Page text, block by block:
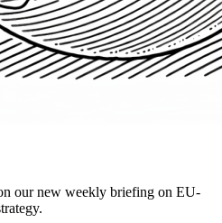
our new weekly briefing on EU-